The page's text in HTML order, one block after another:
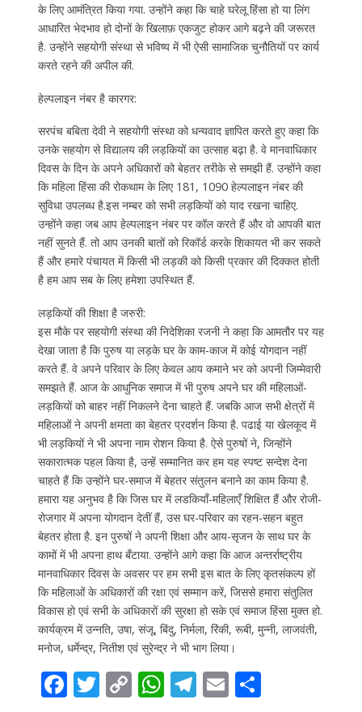
के लिए आमंत्रित किया गया. उन्होंने कहा कि चाहे घरेलू हिंसा हो या लिंग
आधारित भेदभाव हो दोनों के खिलाफ़ एकजुट होकर आगे बढ़ने की जरूरत
है. उन्होंने सहयोगी संस्था से भविष्य में भी ऐसी सामाजिक चुनौतियों पर कार्य
करते रहने की अपील की.
हेल्पलाइन नंबर है कारगर:
सरपंच बबिता देवी ने सहयोगी संस्था को धन्यवाद ज्ञापित करते हुए कहा कि
उनके सहयोग से विद्यालय की लड़कियों का उत्साह बढ़ा है. वे मानवाधिकार
दिवस के दिन के अपने अधिकारों को बेहतर तरीके से समझी हैं. उन्होंने कहा
कि महिला हिंसा की रोकथाम के लिए 181, 1090 हेल्पलाइन नंबर की
सुविधा उपलब्ध है.इस नम्बर को सभी लड़कियों को याद रखना चाहिए.
उन्होंने कहा जब आप हेल्पलाइन नंबर पर कॉल करते हैं और वो आपकी बात
नहीं सुनते हैं. तो आप उनकी बातों को रिकॉर्ड करके शिकायत भी कर सकते
हैं और हमारे पंचायत में किसी भी लड़की को किसी प्रकार की दिक्कत होती
है हम आप सब के लिए हमेशा उपस्थित हैं.
लड़कियों की शिक्षा है जरुरी:
इस मौके पर सहयोगी संस्था की निदेशिका रजनी ने कहा कि आमतौर पर यह
देखा जाता है कि पुरुष या लड़के घर के काम-काज में कोई योगदान नहीं
करते हैं. वे अपने परिवार के लिए केवल आय कमाने भर को अपनी जिम्मेवारी
समझते हैं. आज के आधुनिक समाज में भी पुरुष अपने घर की महिलाओं-
लड़कियों को बाहर नहीं निकलने देना चाहते हैं. जबकि आज सभी क्षेत्रों में
महिलाओं ने अपनी क्षमता का बेहतर प्रदर्शन किया है. पढाई या खेलकूद में
भी लड़कियों ने भी अपना नाम रोशन किया है. ऐसे पुरुषों ने, जिन्होंने
सकारात्मक पहल किया है, उन्हें सम्मानित कर हम यह स्पष्ट सन्देश देना
चाहते हैं कि उन्होंने घर-समाज में बेहतर संतुलन बनाने का काम किया है.
हमारा यह अनुभव है कि जिस घर में लडकियाँ-महिलाएँ शिक्षित हैं और रोजी-
रोजगार में अपना योगदान देतीं हैं, उस घर-परिवार का रहन-सहन बहुत
बेहतर होता है. इन पुरुषों ने अपनी शिक्षा और आय-सृजन के साथ घर के
कामों में भी अपना हाथ बँटाया. उन्होंने आगे कहा कि आज अन्तर्राष्ट्रीय
मानवाधिकार दिवस के अवसर पर हम सभी इस बात के लिए कृतसंकल्प हों
कि महिलाओं के अधिकारों की रक्षा एवं सम्मान करें, जिससे हमारा संतुलित
विकास हो एवं सभी के अधिकारों की सुरक्षा हो सके एवं समाज हिंसा मुक्त हो.
कार्यक्रम में उन्नति, उषा, संजू, बिंदु, निर्मला, रिंकी, रूबी, मुन्नी, लाजवंती,
मनोज, धर्मेन्द्र, नितीश एवं सुरेन्द्र ने भी भाग लिया।
F T C W T E S